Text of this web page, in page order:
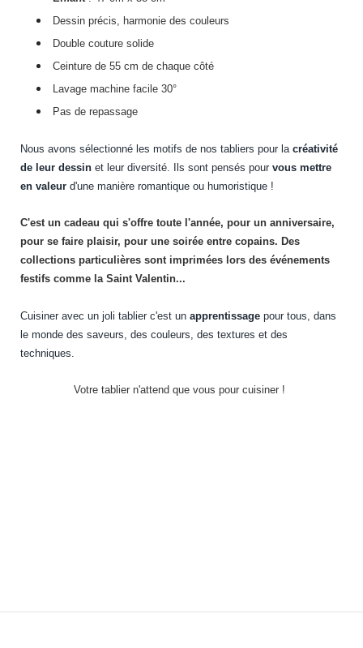
Dessin précis, harmonie des couleurs
Double couture solide
Ceinture de 55 cm de chaque côté
Lavage machine facile 30°
Pas de repassage
Nous avons sélectionné les motifs de nos tabliers pour la créativité
de leur dessin et leur diversité. Ils sont pensés pour vous mettre
en valeur d'une manière romantique ou humoristique !
C'est un cadeau qui s'offre toute l'année, pour un anniversaire,
pour se faire plaisir, pour une soirée entre copains. Des
collections particulières sont imprimées lors des événements
festifs comme la Saint Valentin...
Cuisiner avec un joli tablier c'est un apprentissage pour tous, dans
le monde des saveurs, des couleurs, des textures et des
techniques.
Votre tablier n'attend que vous pour cuisiner !